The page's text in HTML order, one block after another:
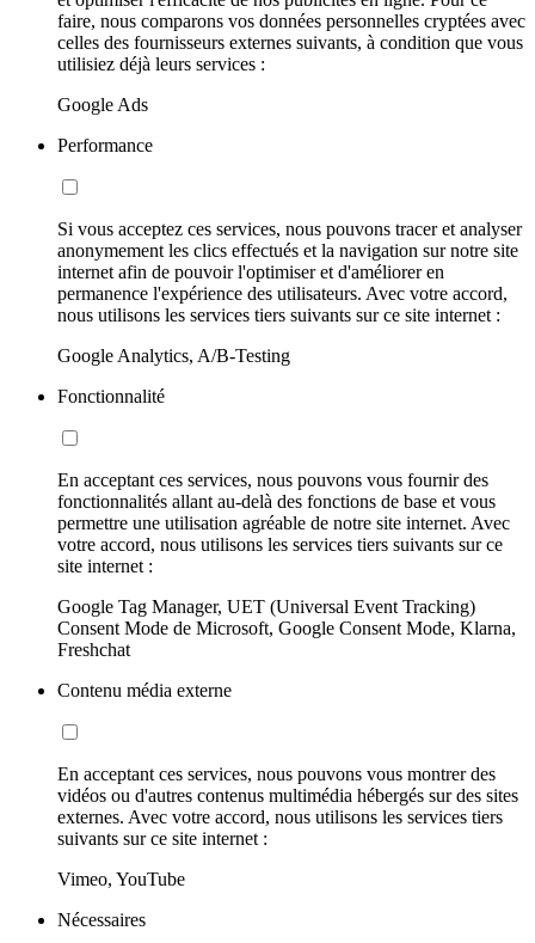
faire, nous comparons vos données personnelles cryptées avec
celles des fournisseurs externes suivants, à condition que vous
utilisiez déjà leurs services :
Google Ads
Performance
Si vous acceptez ces services, nous pouvons tracer et analyser
anonymement les clics effectués et la navigation sur notre site
internet afin de pouvoir l'optimiser et d'améliorer en
permanence l'expérience des utilisateurs. Avec votre accord,
nous utilisons les services tiers suivants sur ce site internet :
Google Analytics, A/B-Testing
Fonctionnalité
En acceptant ces services, nous pouvons vous fournir des
fonctionnalités allant au-delà des fonctions de base et vous
permettre une utilisation agréable de notre site internet. Avec
votre accord, nous utilisons les services tiers suivants sur ce
site internet :
Google Tag Manager, UET (Universal Event Tracking)
Consent Mode de Microsoft, Google Consent Mode, Klarna,
Freshchat
Contenu média externe
En acceptant ces services, nous pouvons vous montrer des
vidéos ou d'autres contenus multimédia hébergés sur des sites
externes. Avec votre accord, nous utilisons les services tiers
suivants sur ce site internet :
Vimeo, YouTube
Nécessaires